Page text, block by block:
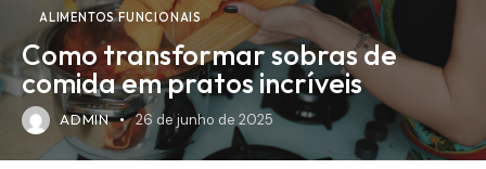
ALIMENTOS FUNCIONAIS
Como transformar sobras de
comida em pratos incríveis
ADMIN 26 de junho de 2025